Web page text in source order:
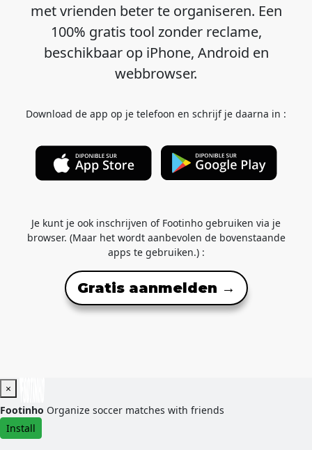
met vrienden beter te organiseren. Een
100% gratis tool zonder reclame,
beschikbaar op iPhone, Android en
webbrowser.
Download de app op je telefoon en schrijf je daarna in :
Je kunt je ook inschrijven of Footinho gebruiken via je
browser. (Maar het wordt aanbevolen de bovenstaande
apps te gebruiken.) :
Gratis aanmelden →
×
Footinho Organize soccer matches with friends
Install